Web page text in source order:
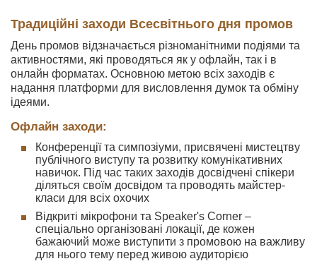
Традиційні заходи Всесвітнього дня промов
День промов відзначається різноманітними подіями та
активностями, які проводяться як у офлайн, так і в
онлайн форматах. Основною метою всіх заходів є
надання платформи для висловлення думок та обміну
ідеями.
Офлайн заходи:
Конференції та симпозіуми, присвячені мистецтву
публічного виступу та розвитку комунікативних
навичок. Під час таких заходів досвідчені спікери
діляться своїм досвідом та проводять майстер-
класи для всіх охочих
Відкриті мікрофони та Speaker's Corner –
спеціально організовані локації, де кожен
бажаючий може виступити з промовою на важливу
для нього тему перед живою аудиторією